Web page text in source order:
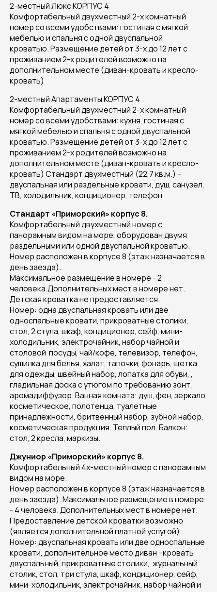
2-местный Люкс КОРПУС 4
Комфортабельный двухместный 2-х комнатный
номер со всеми удобствами: гостиная с мягкой
мебелью и спальня с одной двуспальной
кроватью. Размещение детей от 3-х до 12 лет с
проживанием 2-х родителей возможно на
дополнительном месте (диван-кровать и кресло-
кровать)
2-местный Апартаменты КОРПУС 4
Комфортабельный двухместный 2-х комнатный
номер со всеми удобствами: кухня, гостиная с
мягкой мебелью и спальня с одной двуспальной
кроватью. Размещение детей от 3-х до 12 лет с
проживанием 2-х родителей возможно на
дополнительном месте (диван-кровать и кресло-
кровать) Стандарт двухместный (22,7 кв.м.) –
двуспальная или раздельные кровати, душ, санузел,
ТВ, холодильник, кондиционер, телефон
Стандарт «Приморский» корпус 8.
Комфортабельный двухместный номер с
панорамным видом на море, оборудован двумя
раздельными или одной двуспальной кроватью.
Номер расположен в корпусе 8 (этаж назначается в
день заезда).
Максимальное размещение в номере - 2
человека.Дополнительных мест в номере нет.
Детская кроватка не предоставляется.
Номер: одна двуспальная кровать или две
односпальные кровати, прикроватные столики,
стол, 2 стула, шкаф, кондиционер, сейф, мини-
холодильник, электрочайник, набор чайной и
столовой посуды, чай/кофе, телевизор, телефон,
сушилка для белья, халат, тапочки, фонарь, щетка
для одежды, швейный набор, лопатка для обуви, ,
гладильная доска с утюгом по требованию зонт,
аромадиффузор. Ванная комната: душ, фен, зеркало
косметическое, полотенца, туалетные
принадлежности, бритвенный набор, зубной набор,
косметическая продукция. Теплый пол. Балкон:
стол, 2 кресла, маркизы.
Джуниор «Приморский» корпус 8.
Комфортабельный 4х-местный номер с панорамным
видом на море.
Номер расположен в корпусе 8 (этаж назначается в
день заезда). Максимальное размещение в номере
- 4 человека. Дополнительных мест в номере нет.
Предоставление детской кроватки возможно
(является дополнительной платной услугой).
Номер: двуспальная кровать или две односпальные
кровати, дополнительное место диван –кровать
двуспальный, прикроватные столики, журнальный
столик, стол, три стула, шкаф, кондиционер, сейф,
мини-холодильник, электрочайник, набор чайной и